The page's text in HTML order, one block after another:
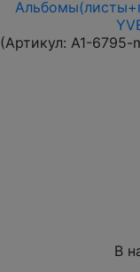
(Артикул: A1-6795-
В